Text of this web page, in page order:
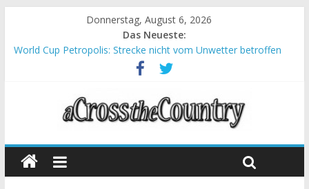
Donnerstag, August 6, 2026
Das Neueste:
World Cup Petropolis: Strecke nicht vom Unwetter betroffen
Krumbach und Obergessertshausen: Mountainbike-Bundesliga
Supercup Massi Banyoles: Siege für Carod und Richards
Halbzeit beim Andalucia Bike Race: Weltmeister Seewald führt
Chelva: Schweizer Doppelsieg beim ersten XCO-Rennen der